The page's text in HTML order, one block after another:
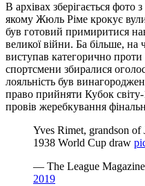
В архівах зберігається фото
якому Жюль Ріме крокує
був готовий примиритися
великої війни. Ба більше, на
виступав категорично
спортсмени збиралися
лояльність був
право прийняти Кубок
провів жеребкування
Yves Rimet, grandson of
1938 World Cup draw
— The League
2019